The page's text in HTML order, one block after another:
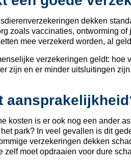
dekken
zoals vaccinaties, ontworming
mee verzekerd worden, al
verzekeringen geldt: hoe
zijn en er minder uitsluitingen
kosten is er ook nog een ander
park? In veel gevallen is dit
verzekeringen dekken
zelf moet opdraaien voor dure